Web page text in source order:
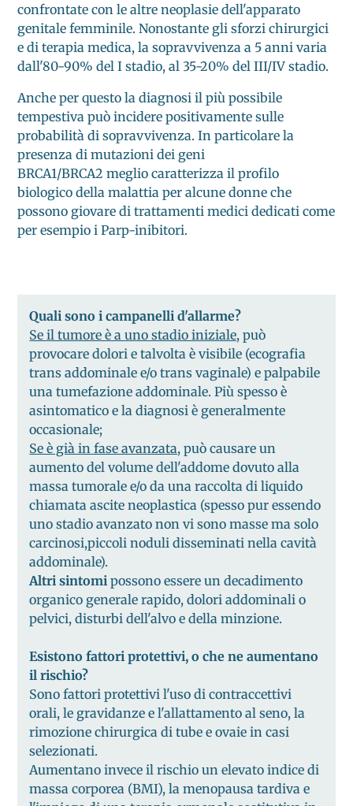
confrontate con le altre neoplasie dell'apparato
genitale femminile. Nonostante gli sforzi chirurgici
e di terapia medica, la sopravvivenza a 5 anni varia
dall'80-90% del I stadio, al 35-20% del III/IV stadio.
Anche per questo la diagnosi il più possibile
tempestiva può incidere positivamente sulle
probabilità di sopravvivenza. In particolare la
presenza di mutazioni dei geni
BRCA1/BRCA2 meglio caratterizza il profilo
biologico della malattia per alcune donne che
possono giovare di trattamenti medici dedicati come
per esempio i Parp-inibitori.
Quali sono i campanelli d'allarme?
Se il tumore è a uno stadio iniziale, può
provocare dolori e talvolta è visibile (ecografia
trans addominale e/o trans vaginale) e palpabile
una tumefazione addominale. Più spesso è
asintomatico e la diagnosi è generalmente
occasionale;
Se è già in fase avanzata, può causare un
aumento del volume dell'addome dovuto alla
massa tumorale e/o da una raccolta di liquido
chiamata ascite neoplastica (spesso pur essendo
uno stadio avanzato non vi sono masse ma solo
carcinosi,piccoli noduli disseminati nella cavità
addominale).
Altri sintomi possono essere un decadimento
organico generale rapido, dolori addominali o
pelvici, disturbi dell'alvo e della minzione.
Esistono fattori protettivi, o che ne aumentano
il rischio?
Sono fattori protettivi l'uso di contraccettivi
orali, le gravidanze e l'allattamento al seno, la
rimozione chirurgica di tube e ovaie in casi
selezionati.
Aumentano invece il rischio un elevato indice di
massa corporea (BMI), la menopausa tardiva e